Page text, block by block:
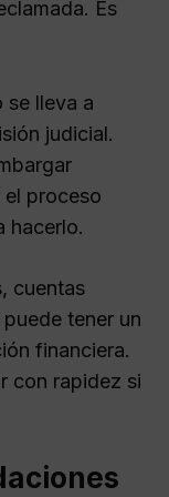
Es
se lleva a
judicial.
proceso
hacerlo.
cuentas
tener un
financiera.
con rapidez si